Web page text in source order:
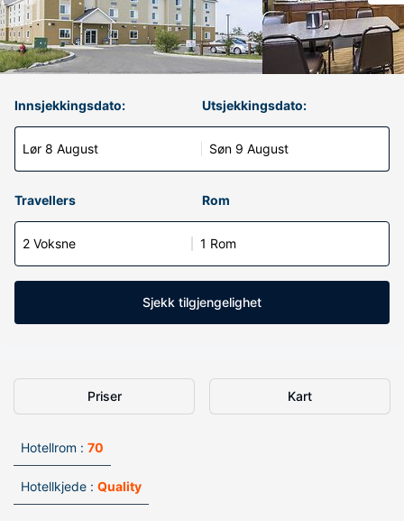
Innsjekkingsdato:
Lør 8 August
Utsjekkingsdato:
Søn 9 August
Travellers Rom
2 Voksne 1 Rom
Sjekk tilgjengelighet
Priser Kart
Hotellrom : 70
Hotellkjede : Quality